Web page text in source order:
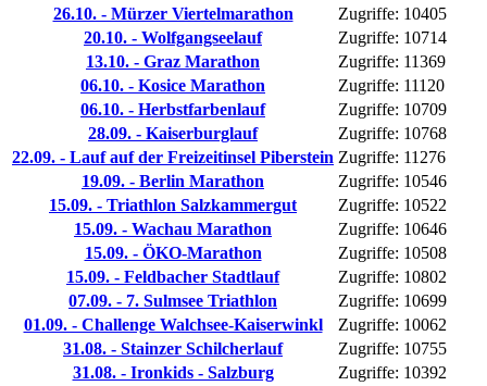
26.10. - Mürzer Viertelmarathon
Zugriffe: 10405
20.10. - Wolfgangseelauf
Zugriffe: 10714
13.10. - Graz Marathon
Zugriffe: 11369
06.10. - Kosice Marathon
Zugriffe: 11120
06.10. - Herbstfarbenlauf
Zugriffe: 10709
28.09. - Kaiserburglauf
Zugriffe: 10768
22.09. - Lauf auf der Freizeitinsel Piberstein Zugriffe: 11276
19.09. - Berlin Marathon
Zugriffe: 10546
15.09. - Triathlon Salzkammergut
Zugriffe: 10522
15.09. - Wachau Marathon
Zugriffe: 10646
15.09. - ÖKO-Marathon
Zugriffe: 10508
15.09. - Feldbacher Stadtlauf
Zugriffe: 10802
07.09. - 7. Sulmsee Triathlon
Zugriffe: 10699
01.09. - Challenge Walchsee-Kaiserwinkl
Zugriffe: 10062
31.08. - Stainzer Schilcherlauf
Zugriffe: 10755
31.08. - Ironkids - Salzburg
Zugriffe: 10392